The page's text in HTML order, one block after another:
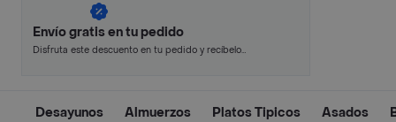
Envío gratis en tu pedido
Disfruta este descuento en tu pedido y recíbelo
Desayunos Almuerzos Platos Tipicos Asados